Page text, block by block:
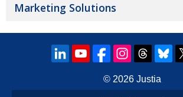
Marketing Solutions
© 2026 Justia